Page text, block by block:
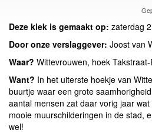
Deze kiek is gemaakt op: zaterdag
Door onze verslaggever: Joost van
Waar? Wittevrouwen, hoek
Want? In het uiterste hoekje van
buurtje waar een grote
aantal mensen zat daar vorig jaar
mooie muurschilderingen in de stad,
wel!